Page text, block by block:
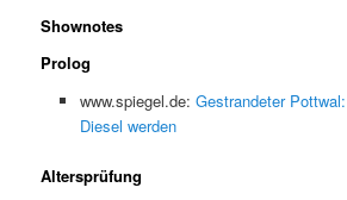
Shownotes
Prolog
www.spiegel.de: Gestrandeter
Diesel werden
Altersprüfung